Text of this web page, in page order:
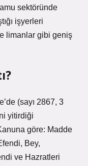
sektöründe
işyerleri
limanlar gibi geniş
(sayı 2867, 3
yitirdiği
göre: Madde
Bey,
ve Hazratleri